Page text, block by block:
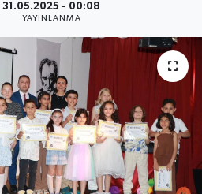
31.05.2025 - 00:08
YAYINLANMA